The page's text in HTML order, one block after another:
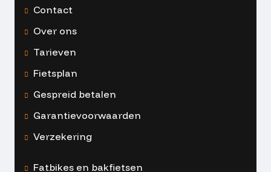
Contact
Over ons
Tarieven
Fietsplan
Gespreid betalen
Garantievoorwaarden
Verzekering
Fatbikes en bakfietsen